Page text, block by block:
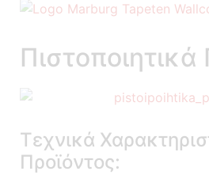
Πιστοποιητικά
Τεχνικά
Προϊόντος: